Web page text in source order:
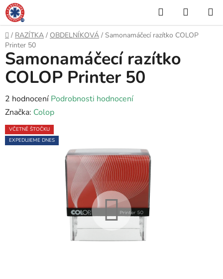
Přejít
na
obsah
Hledat
KOŠÍK
Domů
/ RAZÍTKA / OBDELNÍKOVÁ / Samonamáčecí razítko COLOP
Printer 50
Samonamáčecí razítko
COLOP Printer 50
Průměrné
hodnocení
produktu
je
2 hodnocení Podrobnosti hodnocení
Značka: Colop
VČETNĚ ŠTOČKU
EXPEDUJEME DNES